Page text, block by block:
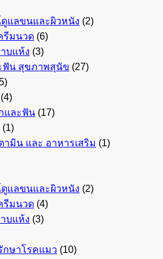
แลขนและผิวหนัง (2)
รีมนวด (6)
บแห้ง (3)
ฟัน สุขภาพสุนัข (27)
(4)
และฟัน (17)
(1)
ามิน และ อาหารเสริม (1)
แลขนและผิวหนัง (2)
รีมนวด (4)
บแห้ง (3)
กษาโรคแมว (10)